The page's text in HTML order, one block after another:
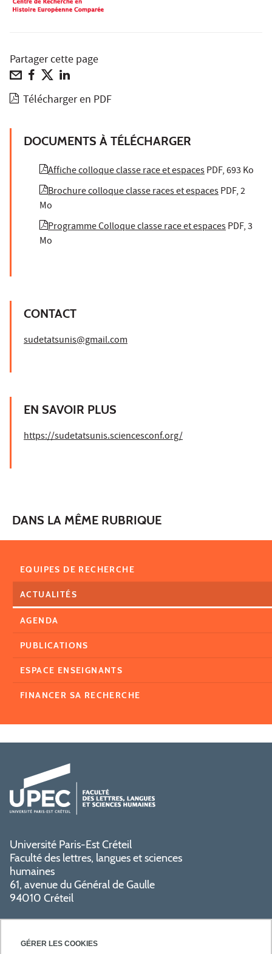
GÉRER LES COOKIES
Partager cette page
Télécharger en PDF
DOCUMENTS À TÉLÉCHARGER
Affiche colloque classe race et espacesPDF, 693 Ko
Brochure colloque classe races et espacesPDF, 2
Mo
Programme Colloque classe race et espacesPDF, 3
Mo
CONTACT
sudetatsunis@gmail.com
EN SAVOIR PLUS
https://sudetatsunis.sciencesconf.org/
DANS LA MÊME RUBRIQUE
EQUIPES DE RECHERCHE
ACTUALITÉS
AGENDA
PUBLICATIONS
ESPACE ENSEIGNANTS
FINANCER SA RECHERCHE
Université Paris-Est Créteil
Faculté des lettres, langues et sciences
humaines
61, avenue du Général de Gaulle
94010 Créteil